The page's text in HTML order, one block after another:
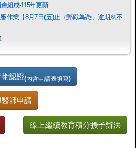
組成-115年更新
作業【8月7日(五)止（郵戳為憑、逾期恕不
認證(內含申請表填寫)
師申請
線上繼續教育積分授予辦法